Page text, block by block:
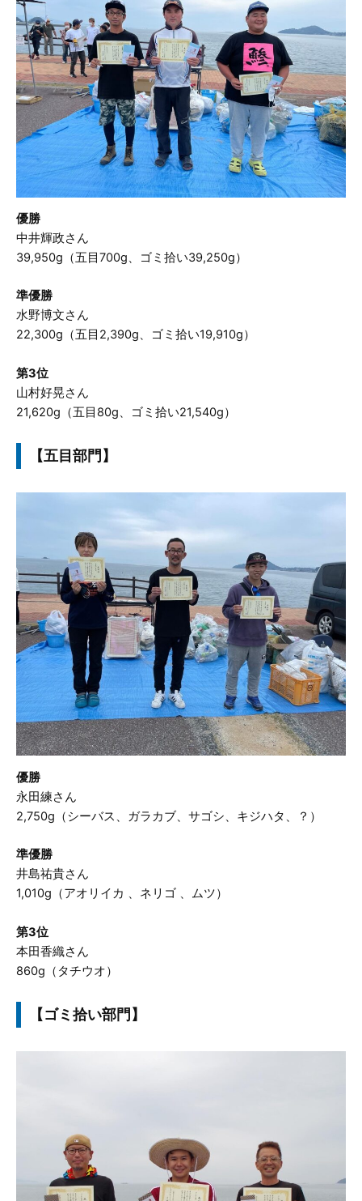
優勝
中井輝政さん
39,950g（五目700g、ゴミ拾い39,250g）
準優勝
水野博文さん
22,300g（五目2,390g、ゴミ拾い19,910g）
第3位
山村好晃さん
21,620g（五目80g、ゴミ拾い21,540g）
【五目部門】
優勝
永田練さん
2,750g（シーバス、ガラカブ、サゴシ、キジハタ、？）
準優勝
井島祐貴さん
1,010g（アオリイカ 、ネリゴ 、ムツ）
第3位
本田香織さん
860g（タチウオ）
【ゴミ拾い部門】